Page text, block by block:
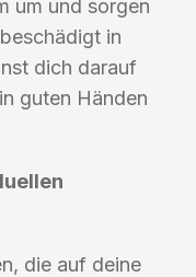
um und sorgen
in
dich darauf
guten Händen
die auf deine